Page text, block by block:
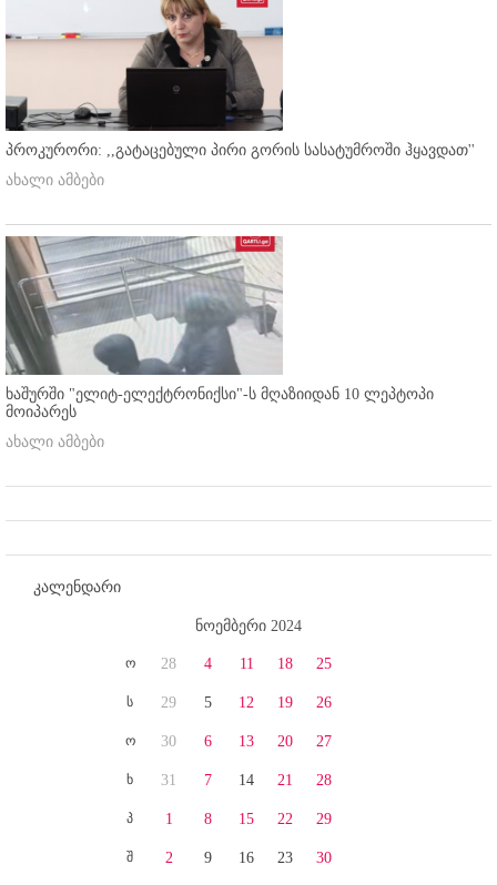
პროკურორი: ,,გატაცებული პირი გორის სასატუმროში ჰყავდათ''
ახალი ამბები
ხაშურში "ელიტ-ელექტრონიქსი"-ს მღაზიიდან 10 ლეპტოპი
მოიპარეს
ახალი ამბები
კალენდარი
ნოემბერი 2024
ო
ს
ო
ხ
პ
შ
28
29
30
31
1
2
4
5
6
7
8
9
11
12
13
14
15
16
18
19
20
21
22
23
25
26
27
28
29
30